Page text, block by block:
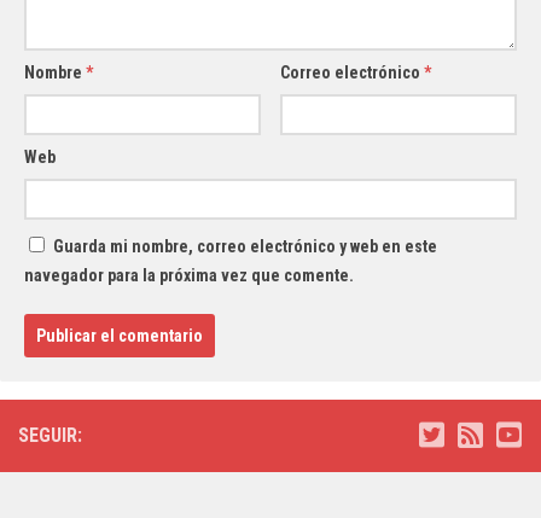
Nombre * Correo electrónico*
Web
Guarda mi nombre, correo electrónico y web en este
navegador para la próxima vez que comente.
SEGUIR: